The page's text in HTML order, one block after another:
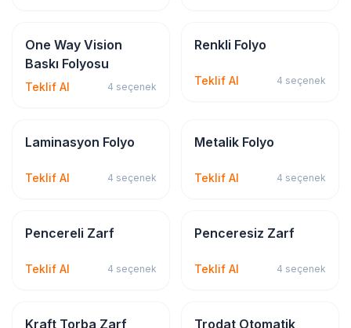
Sticker & Etiket
One Way Vision
Baskı Folyosu
Teklif Al 4 seçenek
Sticker & Etiket
Renkli Folyo
Teklif Al 4 seçenek
Sticker & Etiket
Laminasyon Folyo
Teklif Al 4 seçenek
Sticker & Etiket
Metalik Folyo
Teklif Al 4 seçenek
Kırtasiye & Matbu
Pencereli Zarf
Teklif Al 4 seçenek
Kırtasiye & Matbu
Penceresiz Zarf
Teklif Al 4 seçenek
Kırtasiye & Matbu
Kraft Torba Zarf Kaşe Çeşitleri
Trodat Otomatik